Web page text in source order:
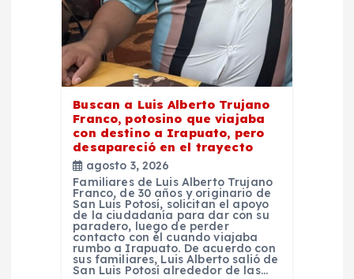
Buscan a Luis Alberto Trujano
Franco, potosino que viajaba
con destino a Irapuato, pero
desapareció en el trayecto
agosto 3, 2026
Familiares de Luis Alberto Trujano
Franco, de 30 años y originario de
San Luis Potosí, solicitan el apoyo
de la ciudadanía para dar con su
paradero, luego de perder
contacto con él cuando viajaba
rumbo a Irapuato. De acuerdo con
sus familiares, Luis Alberto salió de
San Luis Potosí alrededor de las…